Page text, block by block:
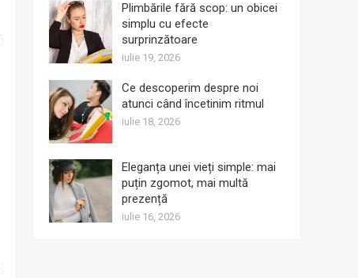
Plimbările fără scop: un obicei
simplu cu efecte
surprinzătoare
iulie 19, 2026
Ce descoperim despre noi
atunci când încetinim ritmul
iulie 18, 2026
Eleganța unei vieți simple: mai
puțin zgomot, mai multă
prezență
iulie 16, 2026